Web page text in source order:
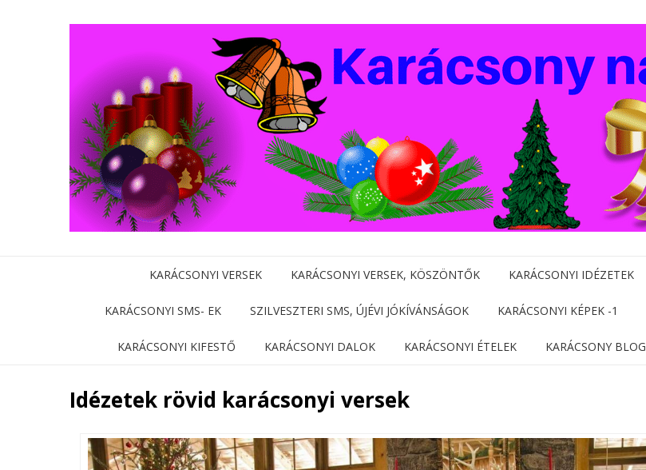
KARÁCSONYI VERSEK KARÁCSONYI VERSEK, KÖSZÖNTŐK KARÁCSONYI IDÉZETEK
KARÁCSONYI SMS- EK SZILVESZTERI SMS, ÚJÉVI JÓKÍVÁNSÁGOK KARÁCSONYI KÉPEK -1
KARÁCSONYI KIFESTŐ KARÁCSONYI DALOK KARÁCSONYI ÉTELEK KARÁCSONY BLOG
Idézetek rövid karácsonyi versek